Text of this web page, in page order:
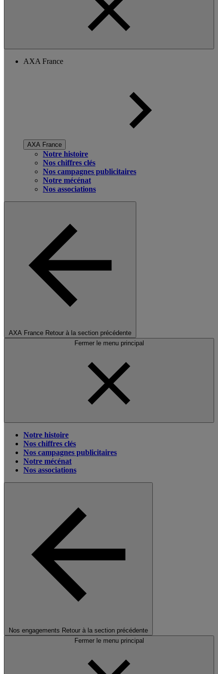
AXA France
AXA France
Notre histoire
Nos chiffres clés
Nos campagnes publicitaires
Notre mécénat
Nos associations
AXA France Retour à la section précédente
Fermer le menu principal
Notre histoire
Nos chiffres clés
Nos campagnes publicitaires
Notre mécénat
Nos associations
Nos engagements Retour à la section précédente
Fermer le menu principal